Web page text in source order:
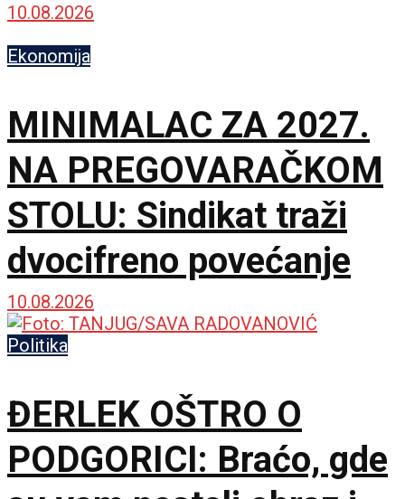
10.08.2026
Ekonomija
MINIMALAC ZA 2027.
NA PREGOVARAČKOM
STOLU: Sindikat traži
dvocifreno povećanje
10.08.2026
Politika
ĐERLEK OŠTRO O
PODGORICI: Braćo, gde